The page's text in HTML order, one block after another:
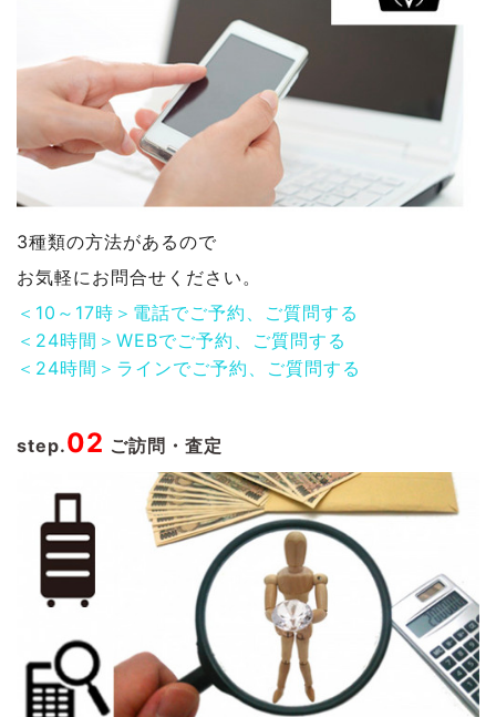
3種類の方法があるので
お気軽にお問合せください。
＜10～17時＞電話でご予約、ご質問する
＜24時間＞WEBでご予約、ご質問する
＜24時間＞ラインでご予約、ご質問する
step.02 ご訪問・査定